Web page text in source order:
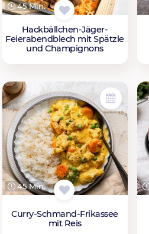
45 Min.
Hackbällchen-Jäger-
Feierabendblech mit Spätzle
und Champignons
45 Min.
Curry-Schmand-Frikassee
mit Reis